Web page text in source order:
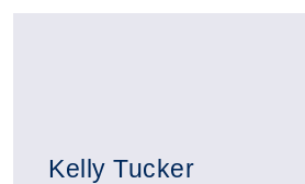
Kelly Tucker